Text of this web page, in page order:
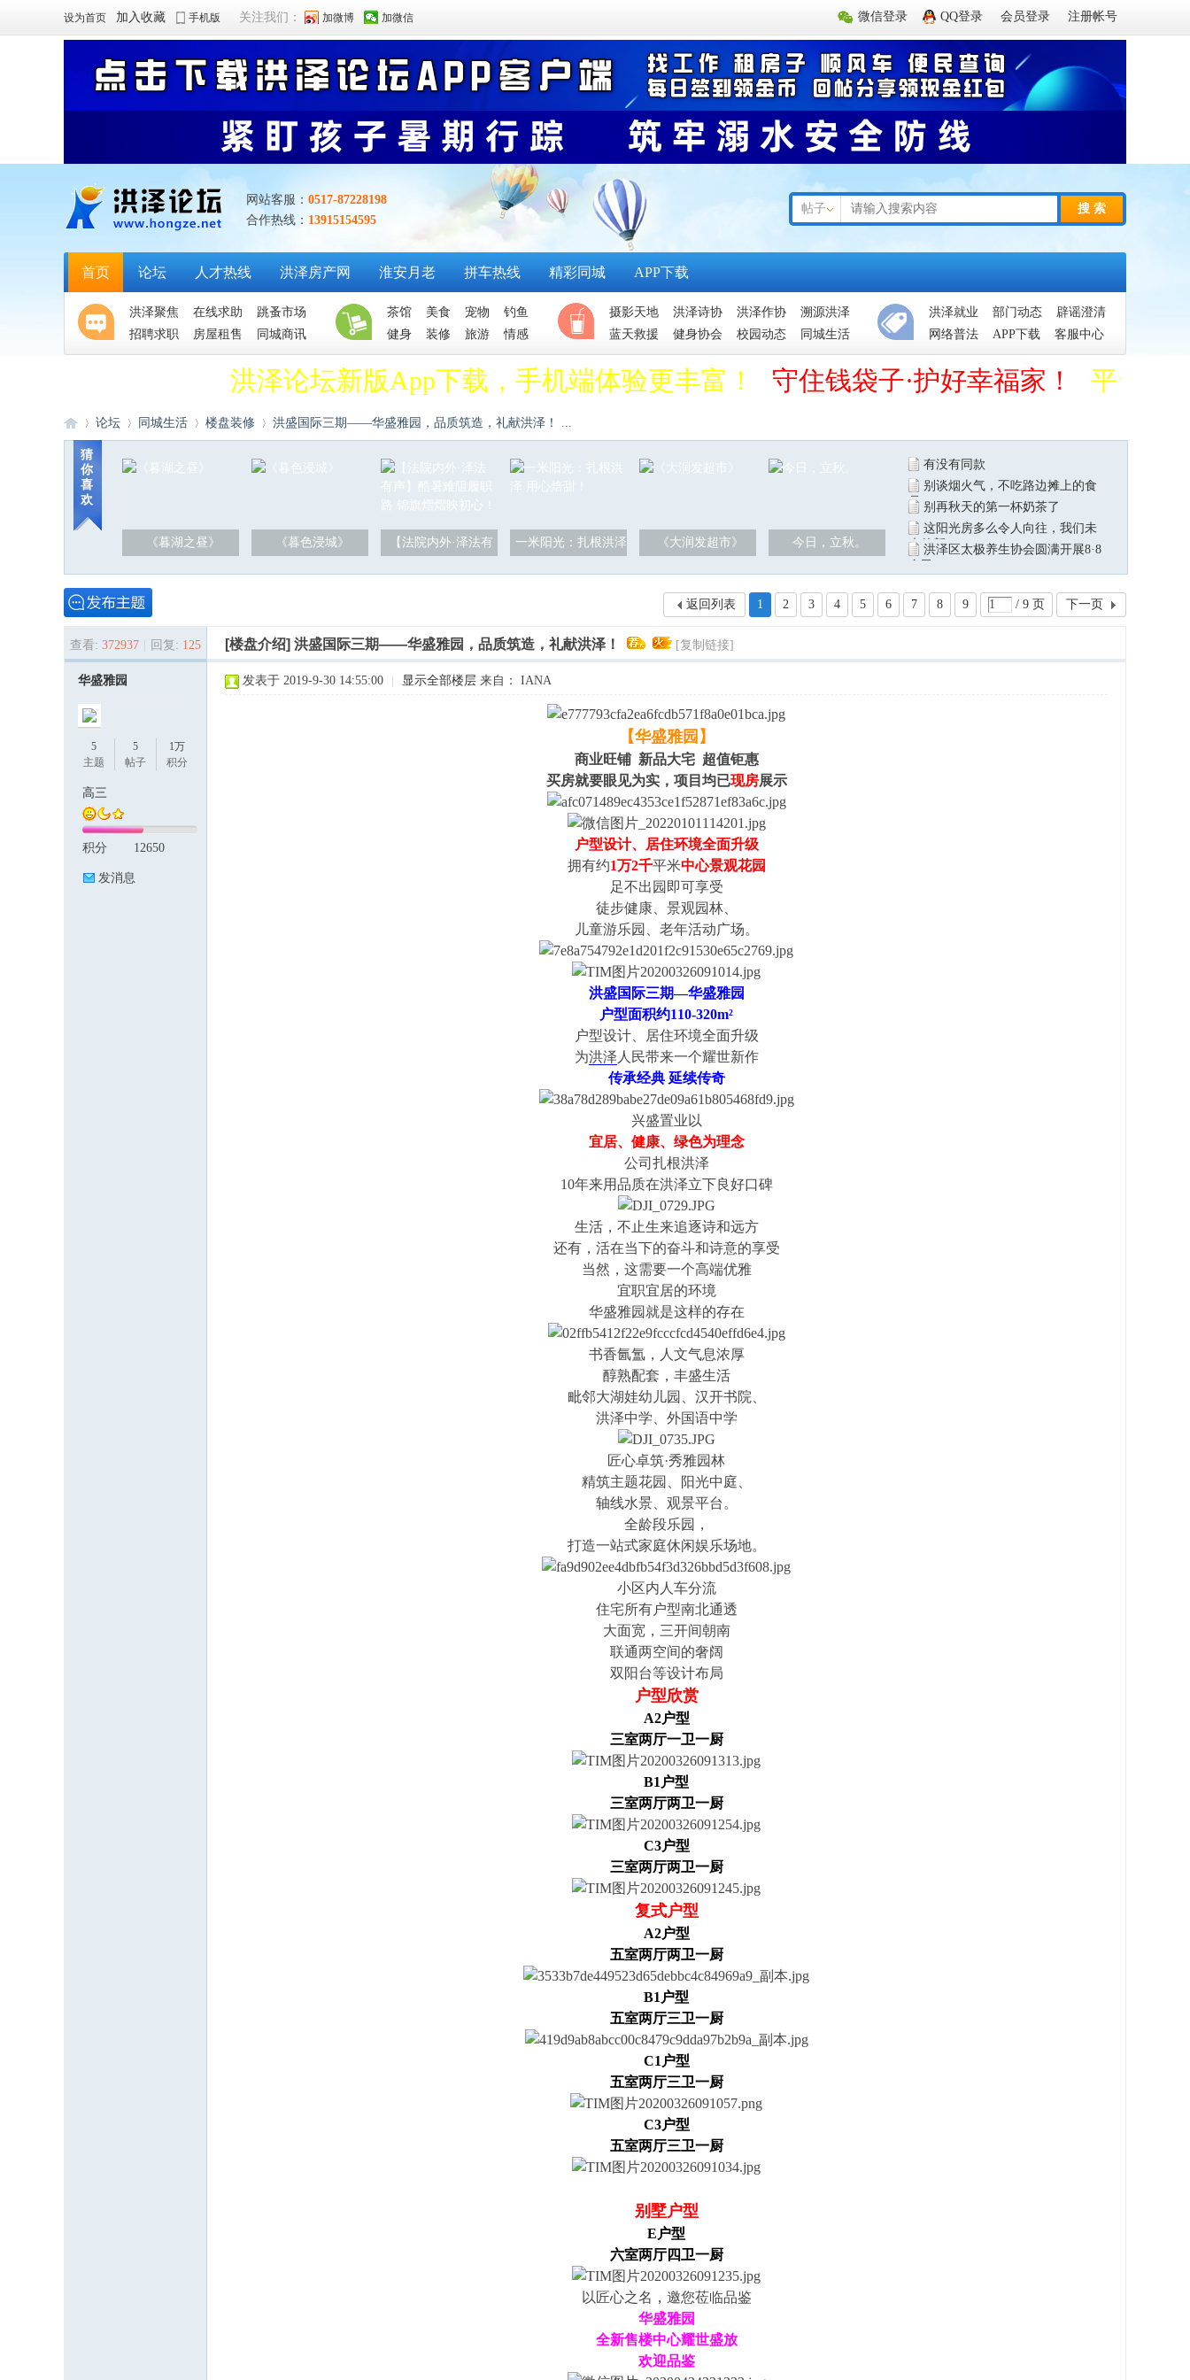
微信登录 QQ登录 会员登录 注册帐号
设为首页 加入收藏 手机版 关注我们： 加微博 加微信
网站客服： 0517-87228198
合作热线： 13915154595
帖子 搜 索
首页 论坛 人才热线 洪泽房产网 淮安月老 拼车热线 精彩同城 APP下载
洪泽聚焦 在线求助
跳蚤市场
招聘求职
房屋租售 同城商讯
茶馆 美食 宠物
钓鱼
健身
装修 旅游 情感
摄影天地 洪泽诗协 洪泽作协
溯源洪泽
蓝天救援
健身协会 校园动态 同城生活
洪泽就业 部门动态
辟谣澄清
网络普法
APP下载 客服中心
洪泽论坛新版App下载，手机端体验更丰富！ 守住钱袋子·护好幸福家！ 平台管
»
论坛 同城生活 楼盘装修 洪盛国际三期——华盛雅园，品质筑造，礼献洪泽！ ...
猜
你
喜
欢
《暮湖之昼》 《暮色浸城》 【法院内外·泽法有 一米阳光：扎根洪泽 《大润发超市》 今日，立秋。
有没有同款
别谈烟火气，不吃路边摊上的食
品 别再秋天的第一杯奶茶了
这阳光房多么令人向往，我们未
来的新
洪泽区太极养生协会圆满开展8·8
1 2 3 4 5 6 7 8 9 / 9 页 下一页
返回列表
查看: 372937 回复: 125 [楼盘介绍] 洪盛国际三期——华盛雅园，品质筑造，礼献洪泽！ [复制链接]
华盛雅园
5
主题
5
帖子
1万
积分
高三
积分 12650
发消息
发表于 2019-9-30 14:55:00 显示全部楼层 来自： IANA
【华盛雅园】
商业旺铺 新品大宅 超值钜惠
买房就要眼见为实，项目均已现房展示
户型设计、居住环境全面升级
拥有约1万2千平米中心景观花园
足不出园即可享受
徒步健康、景观园林、
儿童游乐园、老年活动广场。
洪盛国际三期—华盛雅园
户型面积约110-320m²
户型设计、居住环境全面升级
为洪泽 人民带来一个耀世新作
传承经典 延续传奇
兴盛置业以
宜居、健康、绿色为理念
公司扎根洪泽
10年来用品质在洪泽立下良好口碑
生活，不止生来追逐诗和远方
还有，活在当下的奋斗和诗意的享受
当然，这需要一个高端优雅
宜职宜居的环境
华盛雅园就是这样的存在
书香氤氲，人文气息浓厚
醇熟配套，丰盛生活
毗邻大湖娃幼儿园、汉开书院、
洪泽中学、外国语中学
匠心卓筑·秀雅园林
精筑主题花园、阳光中庭、
轴线水景、观景平台。
全龄段乐园，
打造一站式家庭休闲娱乐场地。
小区内人车分流
住宅所有户型南北通透
大面宽，三开间朝南
联通两空间的奢阔
双阳台等设计布局
户型欣赏
A2户型
三室两厅一卫一厨
B1户型
三室两厅两卫一厨
C3户型
三室两厅两卫一厨
复式户型
A2户型
五室两厅两卫一厨
B1户型
五室两厅三卫一厨
C1户型
五室两厅三卫一厨
C3户型
五室两厅三卫一厨
别墅户型
E户型
六室两厅四卫一厨
以匠心之名，邀您莅临品鉴
华盛雅园
全新售楼中心耀世盛放
欢迎品鉴